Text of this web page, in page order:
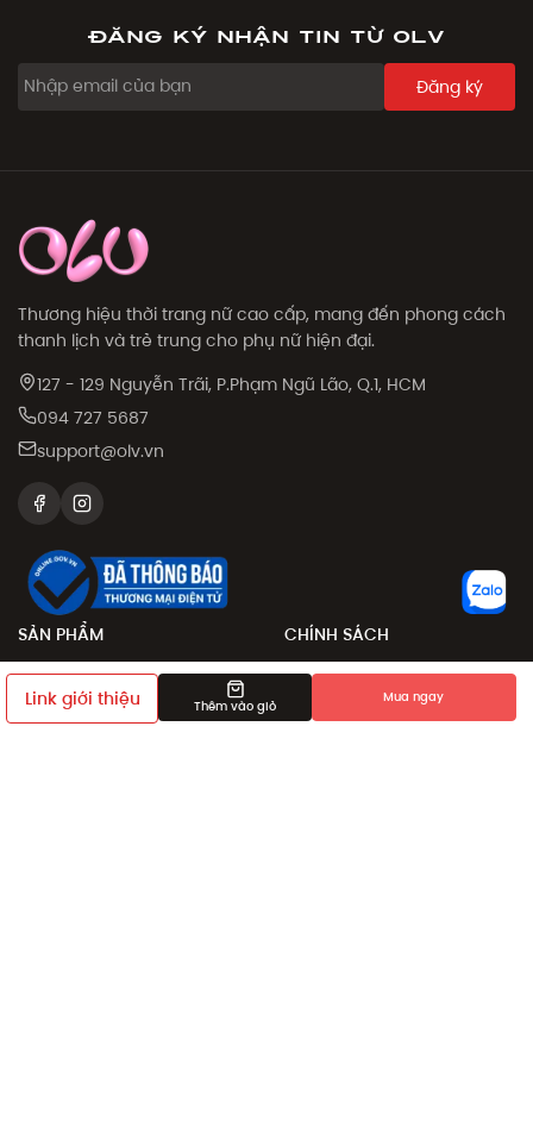
Link giới thiệu Thêm vào giỏ
Mua ngay
Đăng ký nhận tin từ OLV
Đăng ký
Thương hiệu thời trang nữ cao cấp, mang đến phong cách
thanh lịch và trẻ trung cho phụ nữ hiện đại.
127 - 129 Nguyễn Trãi, P.Phạm Ngũ Lão, Q.1, HCM
094 727 5687
support@olv.vn
SẢN PHẨM
Sale
Sản phẩm
CHÍNH SÁCH
Chính sách đổi trả
Chính sách đặt và giao